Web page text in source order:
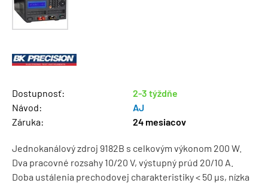
Dostupnosť:
2-3 týždňe
Návod:
AJ
Záruka:
24 mesiacov
Jednokanálový zdroj 9182B s celkovým výkonom 200 W.
Dva pracovné rozsahy 10/20 V, výstupný prúd 20/10 A.
Doba ustálenia prechodovej charakteristiky < 50 µs, nízka